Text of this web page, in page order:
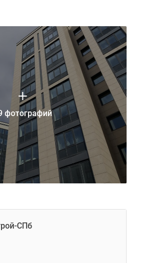
фотографий
СПб